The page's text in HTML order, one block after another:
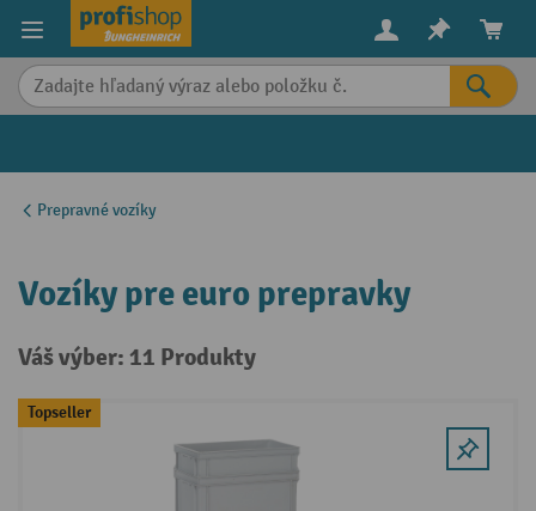
content
Prepravné vozíky
Vozíky pre euro prepravky
Váš výber: 11 Produkty
Topseller